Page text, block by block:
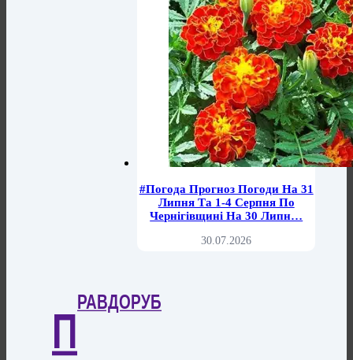
#погода Прогноз Погоди На 31
Липня Та 1-4 Серпня По
Чернігівщині На 30 Липн…
30.07.2026
П
РАВДОРУБ